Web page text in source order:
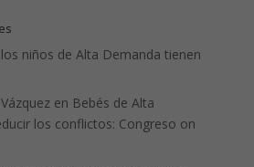
niños de Alta Demanda tienen
en Bebés de Alta
los conflictos: Congreso on